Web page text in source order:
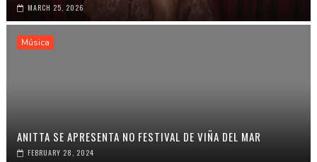
MARCH 25, 2026
Música
ANITTA SE APRESENTA NO FESTIVAL DE VIÑA DEL MAR
FEBRUARY 28, 2024